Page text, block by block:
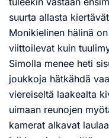
suurta allasta
Monikielinen hälinä
viittoilevat kuin
Simolla menee heti
joukkoja hätkähdä
viereiseltä laakealta
uimaan reunojen
kamerat alkavat